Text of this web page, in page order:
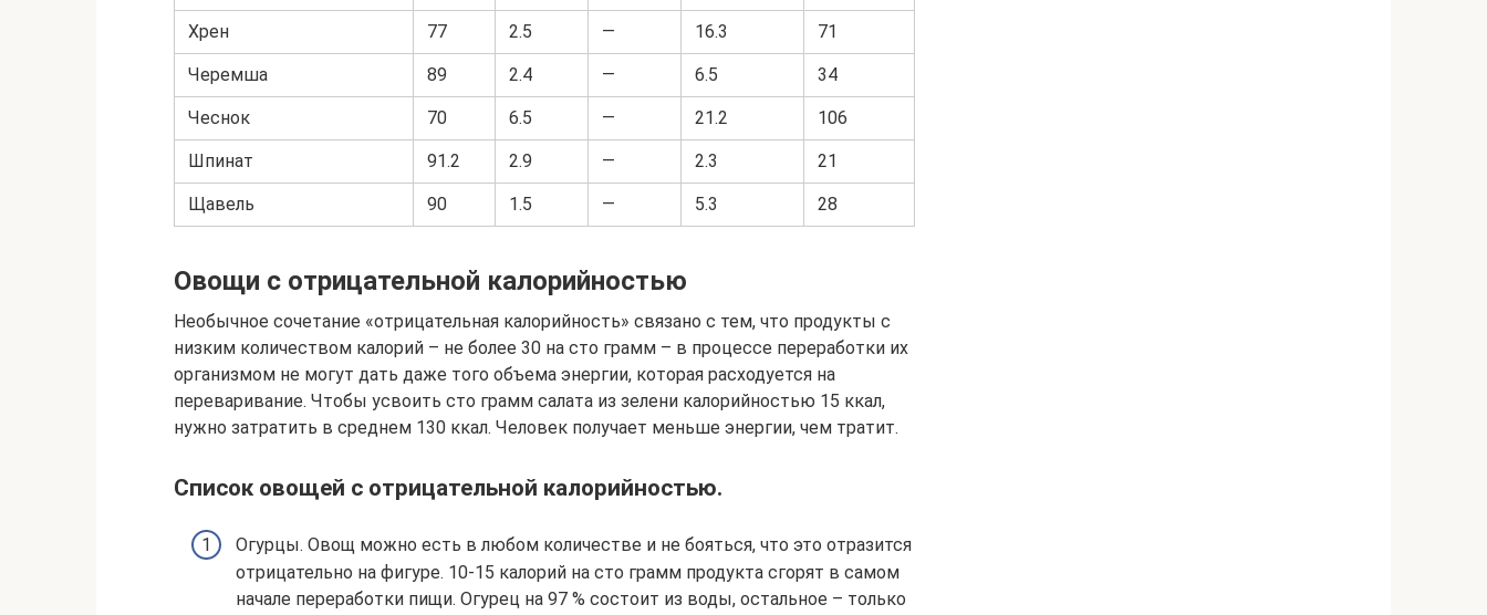
Хрен 77 2.5 — 16.3 71
Черемша 89 2.4 — 6.5 34
Чеснок 70 6.5 — 21.2 106
Шпинат 91.2 2.9 — 2.3 21
Щавель 90 1.5 — 5.3 28
Овощи с отрицательной калорийностью
Необычное сочетание «отрицательная калорийность» связано с тем, что продукты с
низким количеством калорий – не более 30 на сто грамм – в процессе переработки их
организмом не могут дать даже того объема энергии, которая расходуется на
переваривание. Чтобы усвоить сто грамм салата из зелени калорийностью 15 ккал,
нужно затратить в среднем 130 ккал. Человек получает меньше энергии, чем тратит.
Список овощей с отрицательной калорийностью.
Огурцы. Овощ можно есть в любом количестве и не бояться, что это отразится
отрицательно на фигуре. 10-15 калорий на сто грамм продукта сгорят в самом
начале переработки пищи. Огурец на 97 % состоит из воды, остальное – только